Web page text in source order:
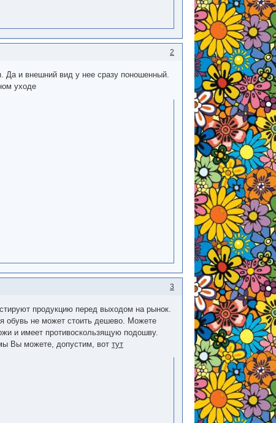
2
Да и внешний вид у нее сразу поношенный.
уходе
3
продукцию перед выходом на рынок.
обувь не может стоить дешево. Можете
и имеет противоскользящую подошву.
Вы можете, допустим, вот тут